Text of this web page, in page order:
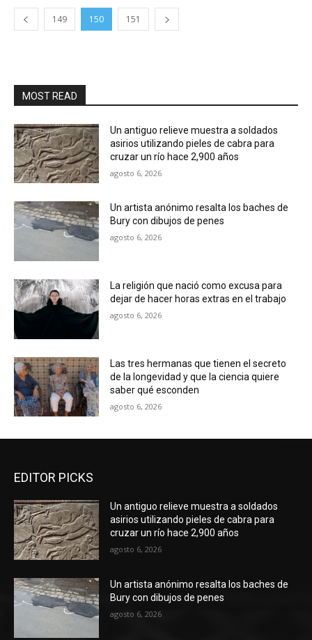
149 150 151
MOST READ
Un antiguo relieve muestra a soldados
asirios utilizando pieles de cabra para
cruzar un río hace 2,900 años
agosto 6, 2026
Un artista anónimo resalta los baches de
Bury con dibujos de penes
agosto 6, 2026
La religión que nació como excusa para
dejar de hacer horas extras en el trabajo
agosto 6, 2026
Las tres hermanas que tienen el secreto
de la longevidad y que la ciencia quiere
saber qué esconden
agosto 6, 2026
EDITOR PICKS
Un antiguo relieve muestra a soldados
asirios utilizando pieles de cabra para
cruzar un río hace 2,900 años
agosto 6, 2026
Un artista anónimo resalta los baches de
Bury con dibujos de penes
agosto 6, 2026